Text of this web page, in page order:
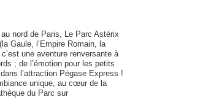
nord de Paris, Le Parc Astérix
Gaule, l’Empire Romain, la
une aventure renversante à
; de l’émotion pour les petits
l’attraction Pégase Express !
unique, au cœur de la
du Parc sur